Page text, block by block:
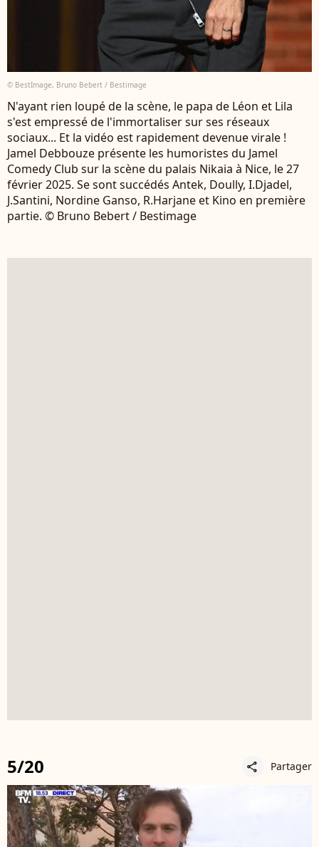
© BestImage, Bruno Bebert / Bestimage
N'ayant rien loupé de la scène, le papa de Léon et Lila
s'est empressé de l'immortaliser sur ses réseaux
sociaux... Et la vidéo est rapidement devenue virale !
Jamel Debbouze présente les humoristes du Jamel
Comedy Club sur la scène du palais Nikaia à Nice, le 27
février 2025. Se sont succédés Antek, Doully, I.Djadel,
J.Santini, Nordine Ganso, R.Harjane et Kino en première
partie. © Bruno Bebert / Bestimage
5/20 share Partager